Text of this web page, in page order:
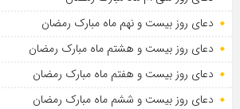
دعای روز بیست و نهم ماه مبارک رمضان
دعای روز بیست و هشتم ماه مبارک رمضان
دعای روز بیست و هفتم ماه مبارک رمضان
دعای روز بیست و ششم ماه مبارک رمضان